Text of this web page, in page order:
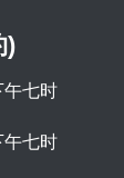
)
午七时
午七时